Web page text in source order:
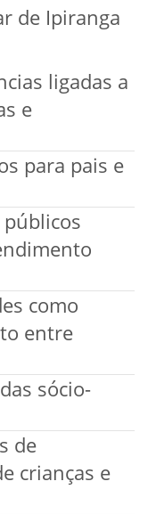
de Ipiranga
ligadas a
e
para pais e
como
entre
sócio-
de
crianças e